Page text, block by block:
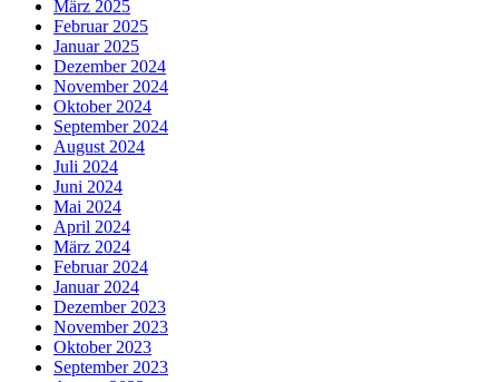
März 2025
Februar 2025
Januar 2025
Dezember 2024
November 2024
Oktober 2024
September 2024
August 2024
Juli 2024
Juni 2024
Mai 2024
April 2024
März 2024
Februar 2024
Januar 2024
Dezember 2023
November 2023
Oktober 2023
September 2023